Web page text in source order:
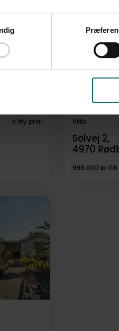
”OK” giver du samtykke til
samtykke ved at følge linket til
Ny pris! Villa
Solvej 2,
4970
999.000 kr.